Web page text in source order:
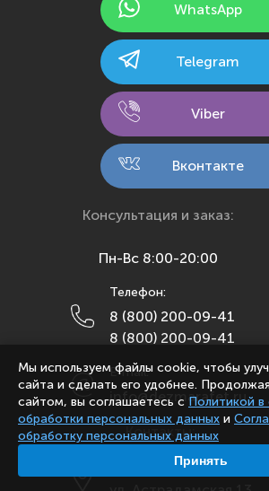
Калининград
Кемерово
Кострома
Краснодар
Красноярск
Махачкала
Москва
Набережные Челны
Нижний Новгород
Новосибирск
WhatsApp
Telegram
Viber
Вконтакте
Консультация и заказ:
Пн-Вс 8:00-20:00
Телефон:
8 (800) 200-09-41
8 (800) 200-09-41
E-mail:
info@dezmarafet.ru
Контакты:
Мы используем файлы cookie, чтобы
сайта и сделать его удобнее.
сайтом, вы соглашаетесь с Политикой
обработки персональных данных и
обработку персональных данных
Принять